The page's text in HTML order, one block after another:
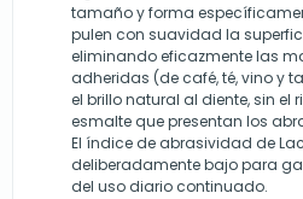
tamaño y forma
pulen con suavidad la
eliminando eficazmente las
adheridas (de café, té, vino y
el brillo natural al diente, sin el
esmalte que presentan los
El índice de abrasividad de
deliberadamente bajo para
del uso diario continuado.